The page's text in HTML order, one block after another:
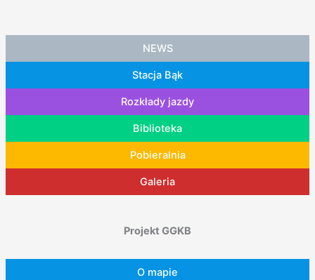
NEWS
Stacja Bąk
Rozkłady jazdy
Biblioteka
Pobieralnia
Galeria
Projekt GGKB
O mapie